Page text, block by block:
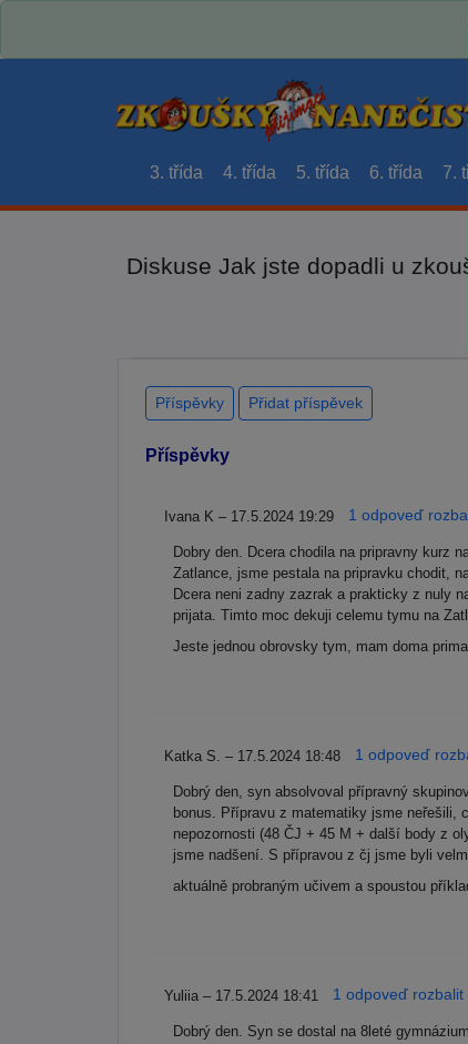
3. třída 4. třída 5. třída 6. třída 7.
Diskuse Jak jste dopadli u
Příspěvky Přidat příspěvek
Příspěvky
Ivana K – 17.5.2024 19:29 1 odpoveď
Dobry den. Dcera chodila na pripravny kurz
Zatlance, jsme pestala na pripravku chodit,
Dcera neni zadny zazrak a prakticky z nuly
prijata. Timto moc dekuji celemu tymu na
Jeste jednou obrovsky tym, mam doma
Katka S. – 17.5.2024 18:48 1 odpoveď
Dobrý den, syn absolvoval přípravný
bonus. Přípravu z matematiky jsme neřešili,
nepozornosti (48 ČJ + 45 M + další body z
jsme nadšení. S přípravou z čj jsme byli
aktuálně probraným učivem a spoustou
Yuliia – 17.5.2024 18:41 1 odpoveď rozbalit
Dobrý den. Syn se dostal na 8leté